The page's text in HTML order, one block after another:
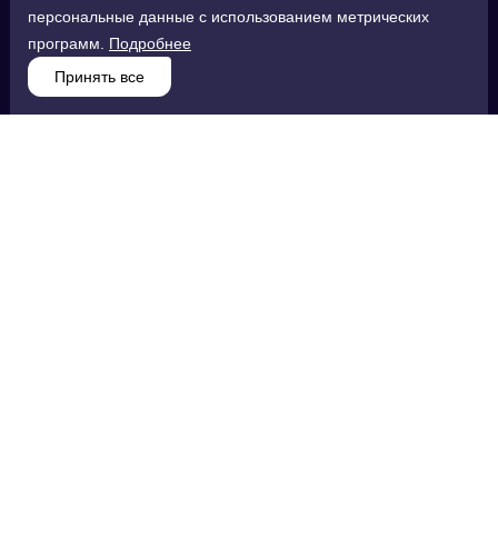
персональные данные с использованием метрических
программ. Подробнее
Принять все